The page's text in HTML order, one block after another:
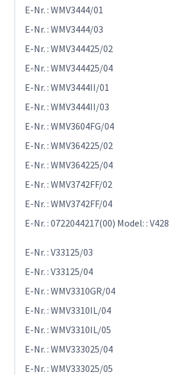
E-Nr. : WMV3444/01
E-Nr. : WMV3444/03
E-Nr. : WMV344425/02
E-Nr. : WMV344425/04
E-Nr. : WMV3444II/01
E-Nr. : WMV3444II/03
E-Nr. : WMV3604FG/04
E-Nr. : WMV364225/02
E-Nr. : WMV364225/04
E-Nr. : WMV3742FF/02
E-Nr. : WMV3742FF/04
E-Nr. : 0722044217(00) Model: : V428
E-Nr. : V33125/03
E-Nr. : V33125/04
E-Nr. : WMV3310GR/04
E-Nr. : WMV3310IL/04
E-Nr. : WMV3310IL/05
E-Nr. : WMV333025/04
E-Nr. : WMV333025/05